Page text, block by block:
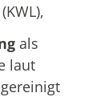
(KWL),
als
laut